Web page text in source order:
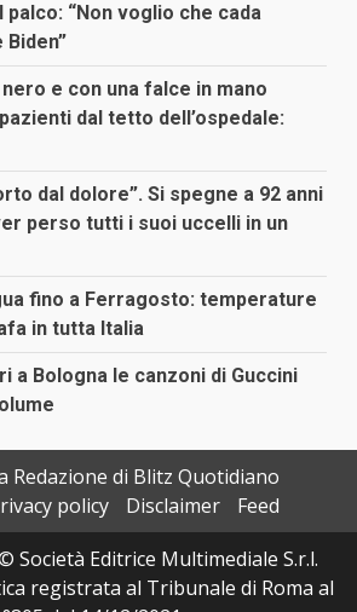
“Non voglio che cada
e con una falce in mano
dal tetto dell’ospedale:
dal dolore”. Si spegne a 92 anni
perso tutti i suoi uccelli in un
fino a Ferragosto: temperature
in tutta Italia
a Bologna le canzoni di Guccini
Redazione di Blitz Quotidiano
policy Disclaimer
Feed
Società Editrice Multimediale S.r.l.
registrata al Tribunale di Roma al